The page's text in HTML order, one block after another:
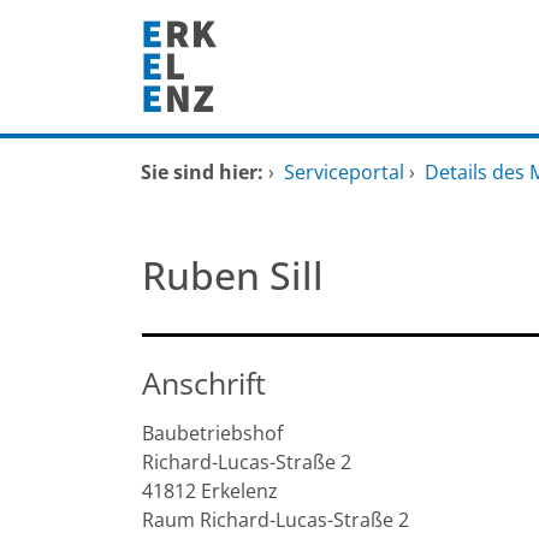
Zum Hauptinhalt springen
Startseite
Mitarbeitende A-Z
FAQ
Sie sind hier: › Serviceportal › Details des
Ruben Sill
Anschrift
Baubetriebshof
Richard-Lucas-Straße2
41812 Erkelenz
Raum Richard-Lucas-Straße 2